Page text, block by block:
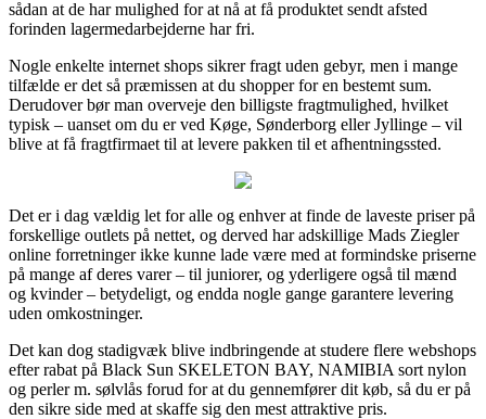
sådan at de har mulighed for at nå at få produktet sendt afsted
forinden lagermedarbejderne har fri.
Nogle enkelte internet shops sikrer fragt uden gebyr, men i mange
tilfælde er det så præmissen at du shopper for en bestemt sum.
Derudover bør man overveje den billigste fragtmulighed, hvilket
typisk – uanset om du er ved Køge, Sønderborg eller Jyllinge – vil
blive at få fragtfirmaet til at levere pakken til et afhentningssted.
Det er i dag vældig let for alle og enhver at finde de laveste priser på
forskellige outlets på nettet, og derved har adskillige Mads Ziegler
online forretninger ikke kunne lade være med at formindske priserne
på mange af deres varer – til juniorer, og yderligere også til mænd
og kvinder – betydeligt, og endda nogle gange garantere levering
uden omkostninger.
Det kan dog stadigvæk blive indbringende at studere flere webshops
efter rabat på Black Sun SKELETON BAY, NAMIBIA sort nylon
og perler m. sølvlås forud for at du gennemfører dit køb, så du er på
den sikre side med at skaffe sig den mest attraktive pris.